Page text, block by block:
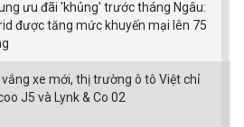
ưu đãi 'khủng' trước tháng Ngâu:
được tăng mức khuyến mại lên 75
xe mới, thị trường ô tô Việt chỉ
J5 và Lynk & Co 02